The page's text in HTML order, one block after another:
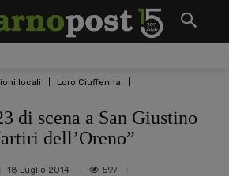
locali
Loro Ciuffenna
di scena a San Giustino
dell’Oreno”
18 Luglio 2014 597